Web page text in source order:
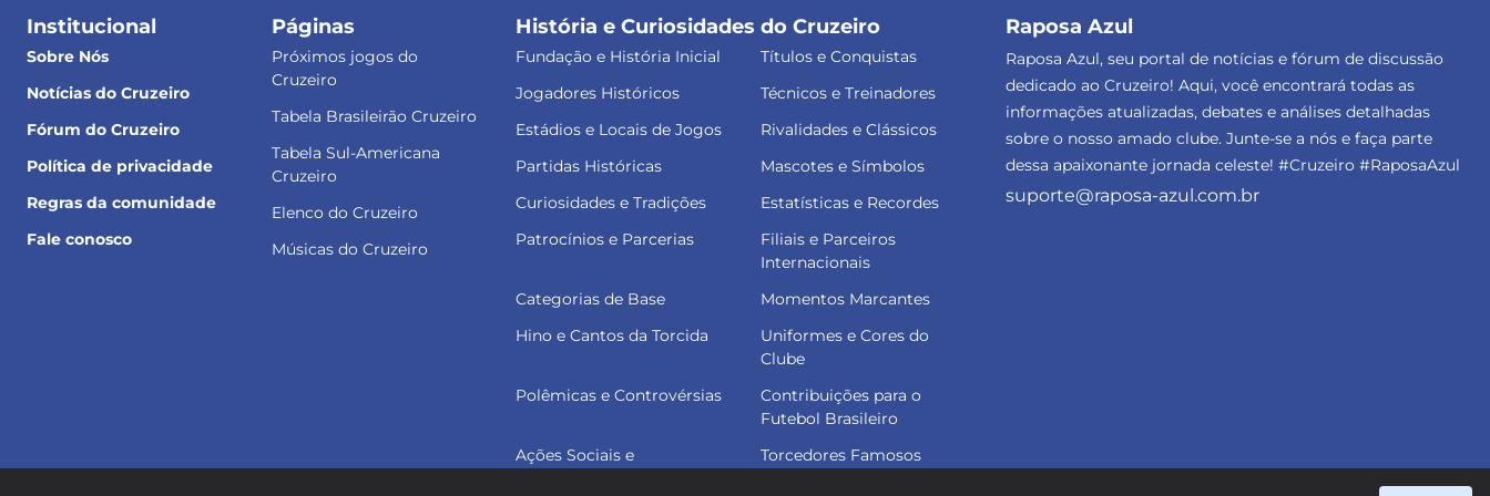
Institucional
Sobre Nós
Notícias do Cruzeiro
Fórum do Cruzeiro
Política de privacidade
Regras da comunidade
Fale conosco
Páginas
Próximos jogos do
Cruzeiro
Tabela Brasileirão Cruzeiro
Tabela Sul-Americana
Cruzeiro
Elenco do Cruzeiro
Músicas do Cruzeiro
História e Curiosidades do Cruzeiro
Fundação e História Inicial
Títulos e Conquistas
Jogadores Históricos
Técnicos e Treinadores
Estádios e Locais de Jogos
Rivalidades e Clássicos
Partidas Históricas
Mascotes e Símbolos
Curiosidades e Tradições
Estatísticas e Recordes
Patrocínios e Parcerias
Filiais e Parceiros
Internacionais
Categorias de Base
Momentos Marcantes
Hino e Cantos da Torcida
Uniformes e Cores do
Clube
Polêmicas e Controvérsias
Contribuições para o
Futebol Brasileiro
Ações Sociais e
Torcedores Famosos
Raposa Azul
Raposa Azul, seu portal de notícias e fórum de discussão
dedicado ao Cruzeiro! Aqui, você encontrará todas as
informações atualizadas, debates e análises detalhadas
sobre o nosso amado clube. Junte-se a nós e faça parte
dessa apaixonante jornada celeste! #Cruzeiro #RaposaAzul
suporte@raposa-azul.com.br